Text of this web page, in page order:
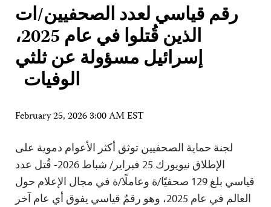
رقم قياسي لعدد الصحفيين/ات
الذين قُتلوا في عام 2025،
إسرائيل مسؤولة عن ثلثي
الوفيات
February 25, 2026 3:00 AM EST
لجنة حماية الصحفيين توثق أكثر الأعوام دموية على
الإطلاق نيويورك 25 فبراير/ شباط 2026- قُتل عدد
قياسي بلغ 129 صحفيًا/ة وعاملًا/ة في مجال الإعلام حول
العالم في عام 2025، وهو رقمٌ قياسي يفوق أي عام آخر